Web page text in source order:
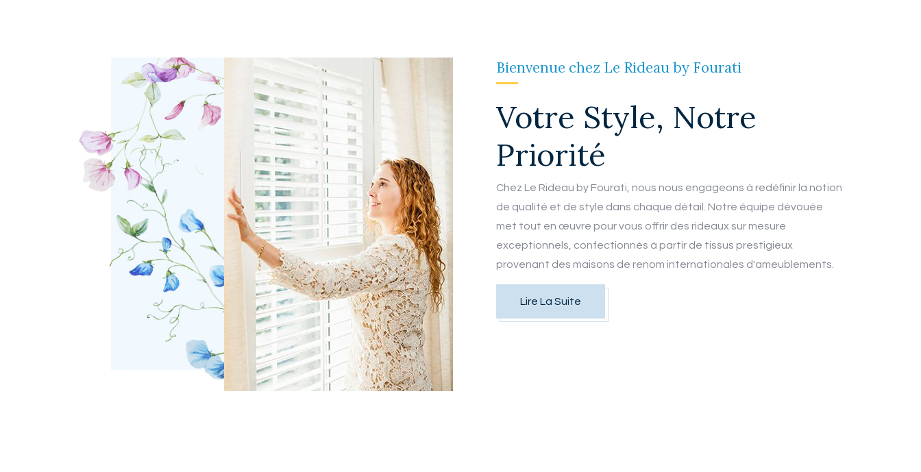
Bienvenue chez Le Rideau by Fourati
Votre Style, Notre
Priorité
Chez Le Rideau by Fourati, nous nous engageons à redéfinir la notion
de qualité et de style dans chaque détail. Notre équipe dévouée
met tout en œuvre pour vous offrir des rideaux sur mesure
exceptionnels, confectionnés à partir de tissus prestigieux
provenant des maisons de renom internationales d'ameublements.
Lire La Suite